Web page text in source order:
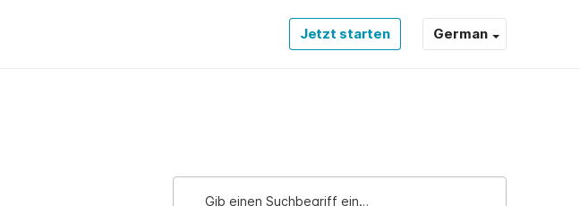
Jetzt starten German